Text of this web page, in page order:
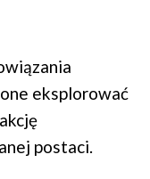
eksplorować
postaci.